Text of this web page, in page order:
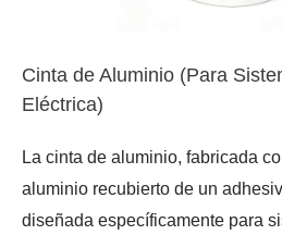
Cinta de Aluminio (Para
Eléctrica)
La cinta de aluminio, fabricada
aluminio recubierto de un
diseñada específicamente para